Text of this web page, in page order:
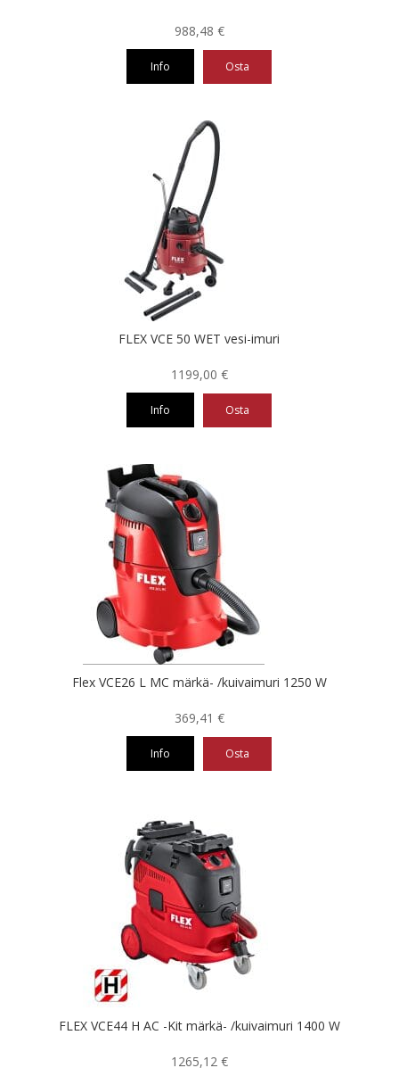
988,48 €
Info Osta
FLEX VCE 50 WET vesi-imuri
1199,00 €
Info Osta
Flex VCE26 L MC märkä- /kuivaimuri 1250 W
369,41 €
Info Osta
FLEX VCE44 H AC -Kit märkä- /kuivaimuri 1400 W
1265,12 €